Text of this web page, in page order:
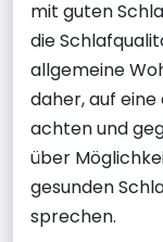
mit guten
die
allgemeine
daher, auf
achten und
über
gesunden
sprechen.